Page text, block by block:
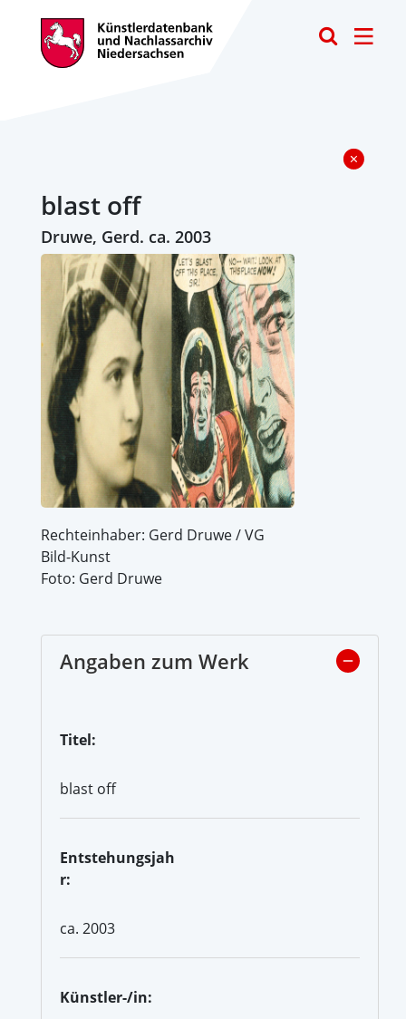
blast off
Druwe, Gerd. ca. 2003
Rechteinhaber: Gerd Druwe / VG
Bild-Kunst
Foto: Gerd Druwe
Angaben zum Werk
Titel:
blast off
Entstehungsjah
r:
ca. 2003
Künstler-/in: